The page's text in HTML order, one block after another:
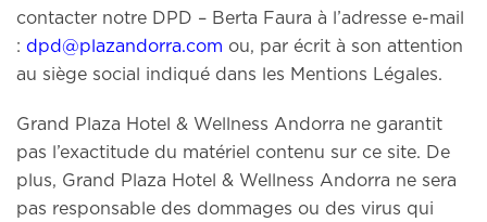
contacter notre DPD – Berta Faura à l’adresse e-mail
: dpd@plazandorra.com ou, par écrit à son attention
au siège social indiqué dans les Mentions Légales.
Grand Plaza Hotel & Wellness Andorra ne garantit
pas l’exactitude du matériel contenu sur ce site. De
plus, Grand Plaza Hotel & Wellness Andorra ne sera
pas responsable des dommages ou des virus qui